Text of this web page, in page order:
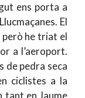
ens porta a
El
he triat el
a l’aeroport.
de pedra seca
ciclistes a la
tant en Jaume